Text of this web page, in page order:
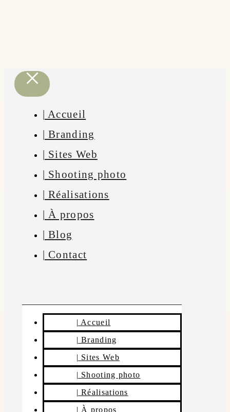
| Accueil
| Branding
| Sites Web
| Shooting photo
| Réalisations
| À propos
| Blog
| Contact
| Accueil
| Branding
| Sites Web
| Shooting photo
| Réalisations
| À propos